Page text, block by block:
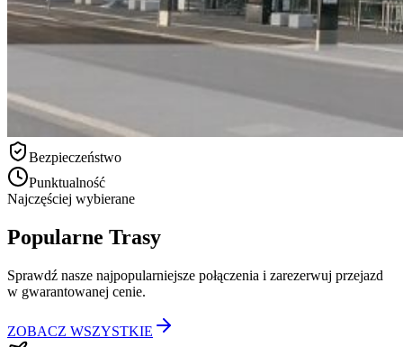
Bezpieczeństwo
Punktualność
Najczęściej wybierane
Popularne Trasy
Sprawdź nasze najpopularniejsze połączenia i zarezerwuj przejazd
w gwarantowanej cenie.
ZOBACZ WSZYSTKIE